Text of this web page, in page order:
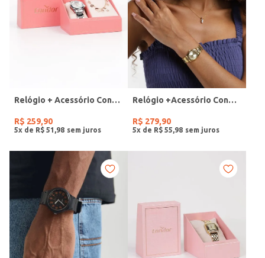
Relógio + Acessório Condor Feminino PRATA
R$ 259,90
5x de R$ 51 98
Relógio +Acessório Condor Feminino DOURADO
R$ 279,90
5x de R$ 55 98